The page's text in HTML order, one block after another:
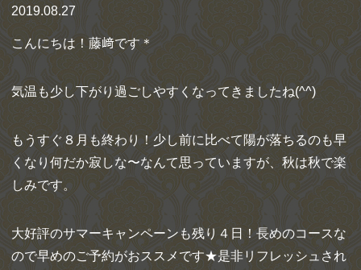
2019.08.27
こんにちは！藤﨑です＊
気温も少し下がり過ごしやすくなってきましたね(^^)
もうすぐ８月も終わり！少し前に比べて陽が落ちるのも早
くなり何だか寂しな〜なんて思っていますが、秋は秋で楽
しみです。
大好評のサマーキャンペーンも残り４日！長めのコースな
ので早めのご予約がおススメです★是非リフレッシュされ